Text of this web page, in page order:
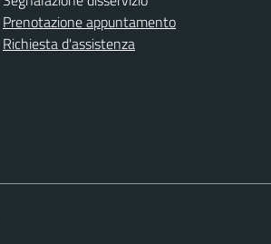
Prenotazione appuntamento
Richiesta d'assistenza